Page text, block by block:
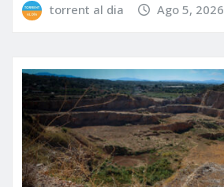
torrent al dia Ago 5, 2026